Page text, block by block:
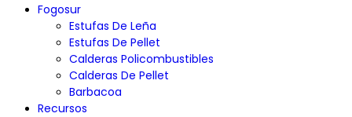
Fogosur
Estufas De Leña
Estufas De Pellet
Calderas Policombustibles
Calderas De Pellet
Barbacoa
Recursos